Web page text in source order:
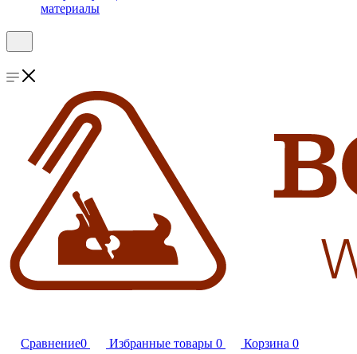
материалы
Сравнение0 Избранные товары 0 Корзина 0